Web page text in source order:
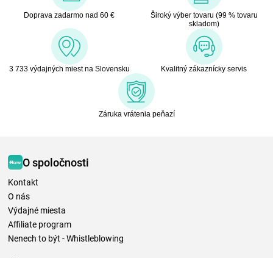
Doprava zadarmo nad 60 €
Široký výber tovaru (99 % tovaru
skladom)
3 733 výdajných miest na Slovensku Kvalitný zákaznícky servis
Záruka vrátenia peňazí
O spoločnosti
Kontakt
O nás
Výdajné miesta
Affiliate program
Nenech to být - Whistleblowing